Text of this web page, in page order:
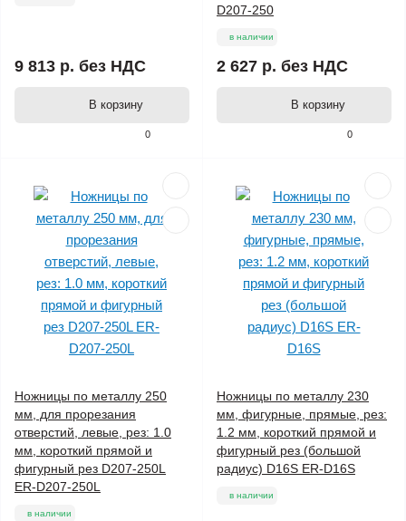
0
9 813 р. без НДС
В корзину
0
D207-250
в наличии
2 627 р. без НДС
В корзину
Ножницы по металлу 250
мм, для прорезания
отверстий, левые, рез: 1.0
мм, короткий прямой и
фигурный рез D207-250L
ER-D207-250L
в наличии
Ножницы по металлу 230
мм, фигурные, прямые, рез:
1.2 мм, короткий прямой и
фигурный рез (большой
радиус) D16S ER-D16S
в наличии